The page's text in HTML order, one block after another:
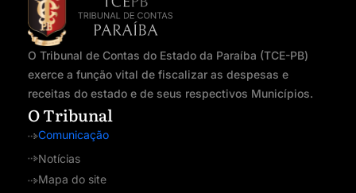
O Tribunal de Contas do Estado da Paraíba (TCE-PB)
exerce a função vital de fiscalizar as despesas e
receitas do estado e de seus respectivos Municípios.
O Tribunal
Comunicação
Notícias
Mapa do site